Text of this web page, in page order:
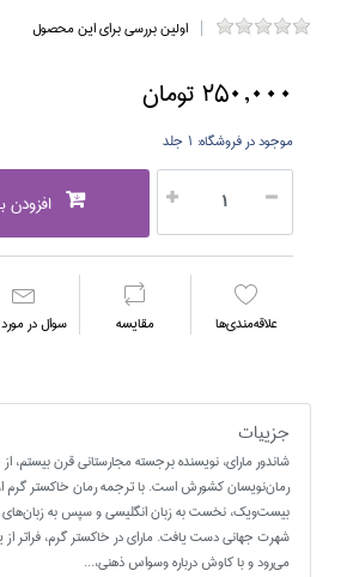
اولین بررسی برای این محصول
250,000 تومان
موجود در فروشگاه: 1 جلد
افزودن
علاقه‌مندي‌ها مقايسه سوال در مورد
جزییات
شاندور ماراي، نويسنده برجسته مجارستاني قرن بيستم،
رمان‌نويسان كشورش است. با ترجمه رمان خاكستر گرم
بيست‌و‌يك، نخست به زبان انگليسي و سپس به
شهرت جهاني دست يافت. ماراي در خاكستر گرم، فراتر
مي‌رود و با كاوش درباره وسواس ذهني،...